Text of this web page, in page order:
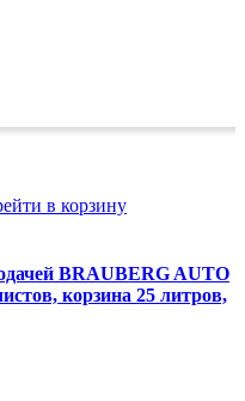
в корзину
BRAUBERG AUTO
корзина 25 литров,